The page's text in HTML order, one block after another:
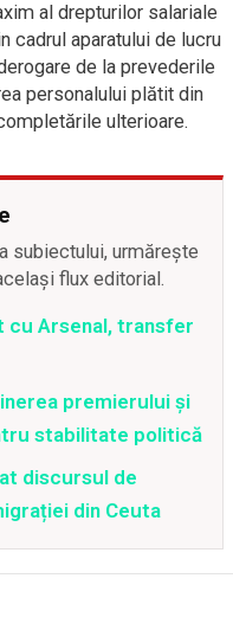
al drepturilor salariale
cadrul aparatului de lucru
de la prevederile
personalului plătit din
ulterioare.
subiectului, urmărește
flux editorial.
cu Arsenal, transfer
premierului și
stabilitate politică
discursul de
din Ceuta